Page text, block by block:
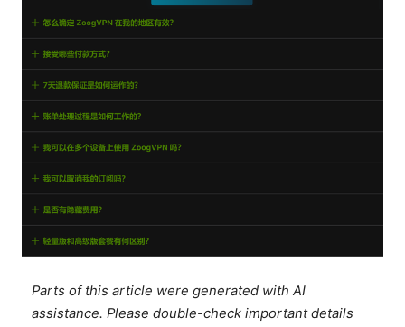
Parts of this article were generated with AI
assistance. Please double-check important details